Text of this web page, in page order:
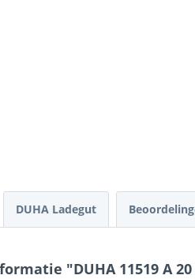
DUHA Ladegut
"DUHA 11519 A